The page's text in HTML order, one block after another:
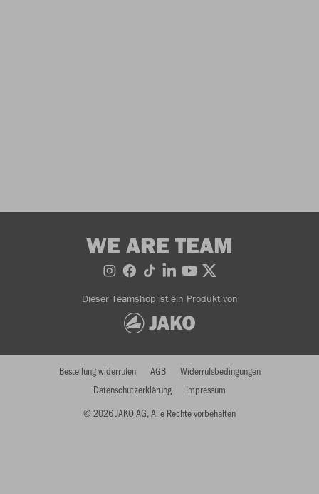
WE ARE TEAM
Dieser Teamshop ist ein Produkt von
© 2026 JAKO AG, Alle Rechte vorbehalten
Bestellung widerrufen AGB
Widerrufsbedingungen
Datenschutzerklärung
Impressum